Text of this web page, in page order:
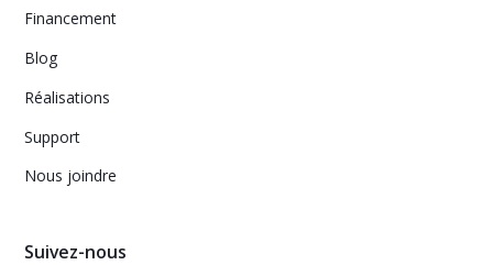
Financement
Blog
Réalisations
Support
Nous joindre
Suivez-nous